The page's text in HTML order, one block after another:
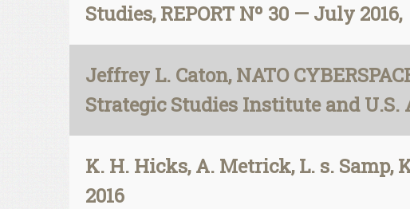
Studies, REPORT Nº 30 — July 2016,
Jeffrey L. Caton, NATO
Strategic Studies Institute and U.S.
K. H. Hicks, A. Metrick, L. s. Samp,
2016